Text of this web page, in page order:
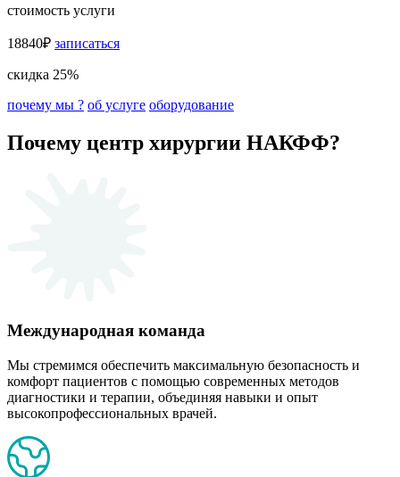
стоимость услуги
18840₽ записаться
скидка 25%
почему мы ? об услуге оборудование
Почему центр хирургии НАКФФ?
Международная команда
Мы стремимся обеспечить максимальную безопасность и
комфорт пациентов с помощью современных методов
диагностики и терапии, объединяя навыки и опыт
высокопрофессиональных врачей.